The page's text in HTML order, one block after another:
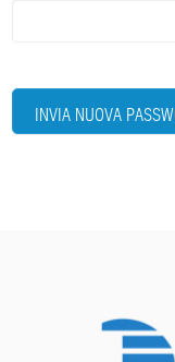
INVIA NUOVA